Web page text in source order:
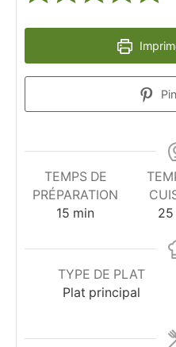
TEMPS DE
PRÉPARATION
15 minutes
min
25
TYPE DE PLAT
Plat principal